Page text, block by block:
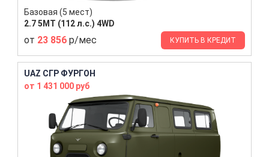
Базовая (5 мест)
2.7 5MT (112 л.с.) 4WD
от 23 856 р/мес КУПИТЬ В КРЕДИТ
UAZ СГР ФУРГОН
от 1 431 000 руб